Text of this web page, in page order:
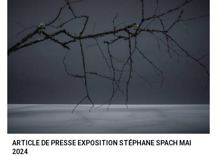
ARTICLE DE PRESSE EXPOSITION STÉPHANE SPACH MAI
2024